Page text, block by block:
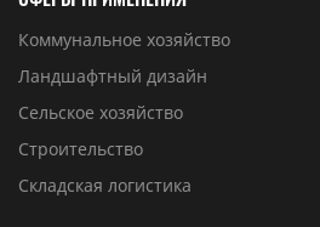
Коммунальное хозяйство
Ландшафтный дизайн
Сельское хозяйство
Строительство
Складская логистика